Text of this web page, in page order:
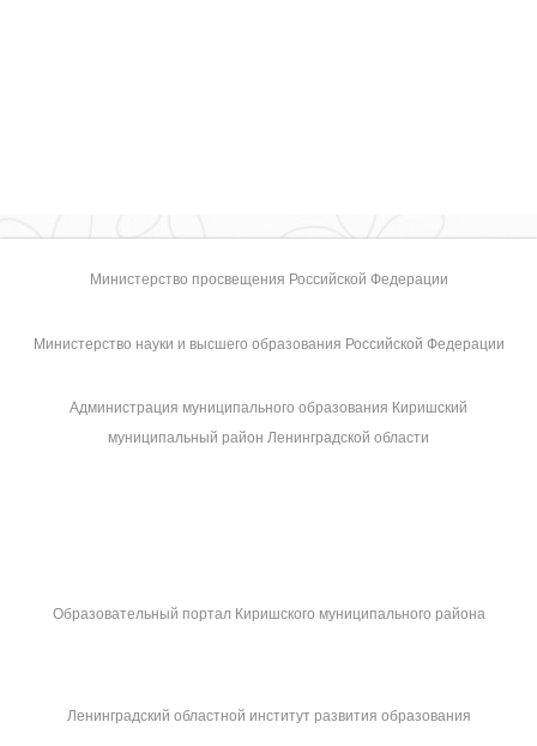
Министерство просвещения Российской Федерации
Министерство науки и высшего образования Российской Федерации
Администрация муниципального образования Киришский
муниципальный район Ленинградской области
Образовательный портал Киришского муниципального района
Ленинградский областной институт развития образования